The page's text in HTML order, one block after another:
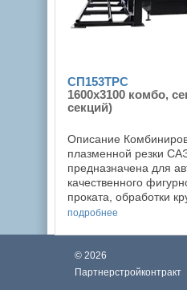
СП153ТРС
1600x3100 комбо,
секций)
Описание
плазменной резки
предназначена для
качественного
проката, обработки
трубы методом
подробнее
© 2026
Партнерстройконтракт